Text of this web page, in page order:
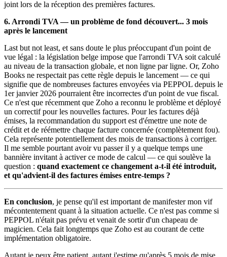
joint lors de la réception des premières factures.
6. Arrondi TVA — un problème de fond découvert... 3 mois
après le lancement
Last but not least, et sans doute le plus préoccupant d'un point de
vue légal : la législation belge impose que l'arrondi TVA soit calculé
au niveau de la transaction globale, et non ligne par ligne. Or, Zoho
Books ne respectait pas cette règle depuis le lancement — ce qui
signifie que de nombreuses factures envoyées via PEPPOL depuis le
1er janvier 2026 pourraient être incorrectes d'un point de vue fiscal.
Ce n'est que récemment que Zoho a reconnu le problème et déployé
un correctif pour les nouvelles factures. Pour les factures déjà
émises, la recommandation du support est d'émettre une note de
crédit et de réémettre chaque facture concernée (complètement fou).
Cela représente potentiellement des mois de transactions à corriger.
Il me semble pourtant avoir vu passer il y a quelque temps une
bannière invitant à activer ce mode de calcul — ce qui soulève la
question : quand exactement ce changement a-t-il été introduit,
et qu'advient-il des factures émises entre-temps ?
En conclusion, je pense qu'il est important de manifester mon vif
mécontentement quant à la situation actuelle. Ce n'est pas comme si
PEPPOL n'était pas prévu et venait de sortir d'un chapeau de
magicien. Cela fait longtemps que Zoho est au courant de cette
implémentation obligatoire.